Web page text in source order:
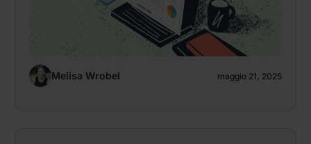
Melisa Wrobel maggio 21, 2025